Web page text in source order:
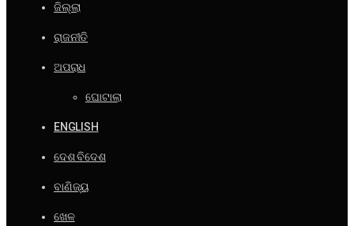
ଜିଲ୍ଲା
ରାଜନୀତି
ଅପରାଧ
ଘୋଟାଲା
ENGLISH
ଦେଶ ବିଦେଶ
ବାଣିଜ୍ୟ
ଖେଳ